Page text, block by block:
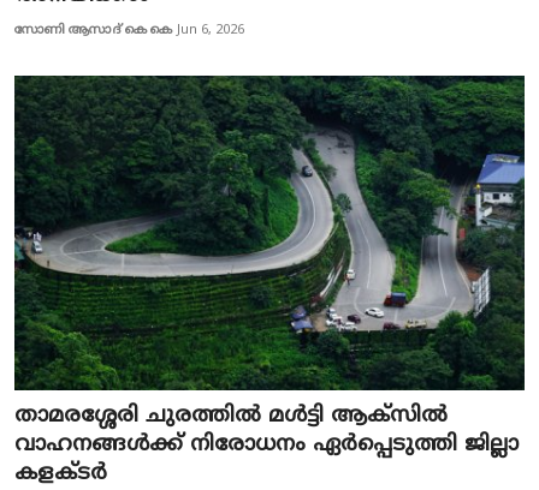
സോണി ആസാദ് കെ കെ Jun 6, 2026
താമരശ്ശേരി ചുരത്തിൽ മൾട്ടി ആക്‌സിൽ
വാഹനങ്ങൾക്ക് നിരോധനം ഏ‍ർപ്പെടുത്തി ജില്ലാ
കളക്ടർ